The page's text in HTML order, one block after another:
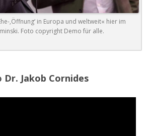
‚Öffnung‘ in Europa und weltweit« hier im
Foto copyright Demo für alle.
Jakob Cornides